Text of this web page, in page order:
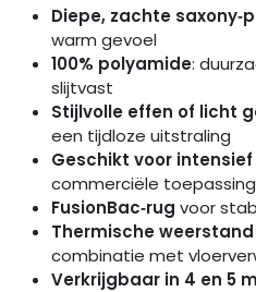
Diepe, zachte
warm gevoel
100% polyamide:
slijtvast
Stijlvolle effen of licht
een tijdloze uitstraling
Geschikt voor
commerciële
FusionBac‑rug voor
Thermische weerstand
combinatie met
Verkrijgbaar in 4 en 5